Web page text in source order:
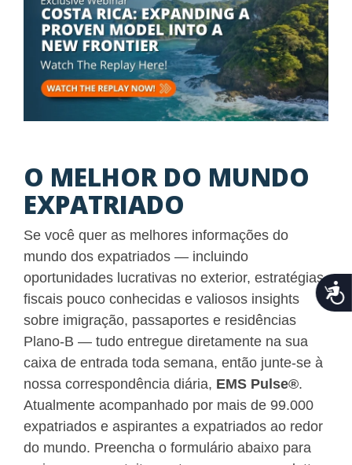
O MELHOR DO MUNDO
EXPATRIADO
Se você quer as melhores informações do
mundo dos expatriados — incluindo
oportunidades lucrativas no exterior, estratégias
fiscais pouco conhecidas e valiosos insights
sobre imigração, passaportes e residências
Plano-B — tudo entregue diretamente na sua
caixa de entrada toda semana, então junte-se à
nossa correspondência diária, EMS Pulse®.
Atualmente acompanhado por mais de 99.000
expatriados e aspirantes a expatriados ao redor
do mundo. Preencha o formulário abaixo para